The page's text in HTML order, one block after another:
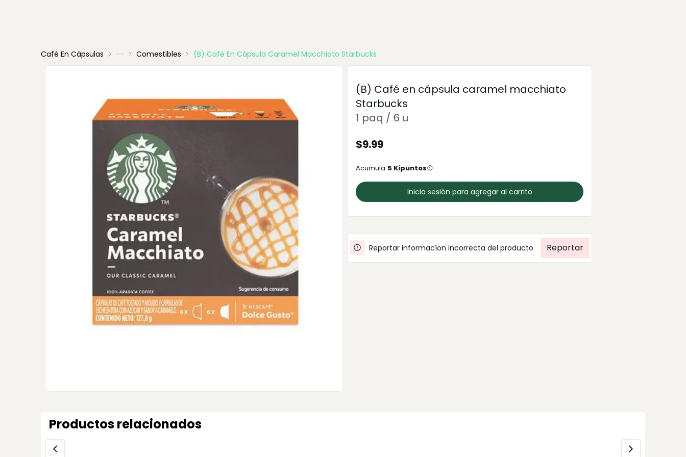
Café En Cápsulas Comestibles (B) Café En Cápsula Caramel Macchiato Starbucks
(B) Café en cápsula caramel macchiato
Starbucks
1 paq / 6 u
$9.99
Acumula 5 Kipuntos
Inicia sesión para agregar al carrito
Reportar informacíon incorrecta del producto Reportar
Productos relacionados